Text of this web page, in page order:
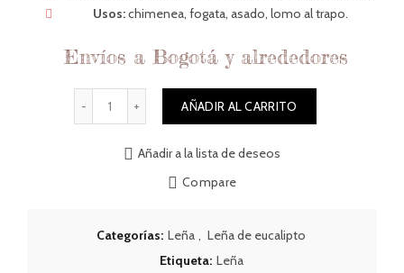
Usos:chimenea, fogata, asado, lomo al trapo.
Envíos a Bogotá y alrededores
AÑADIR AL CARRITO
Añadir a la lista de deseos
Compare
Categorías: Leña , Leña de eucalipto
Etiqueta: Leña